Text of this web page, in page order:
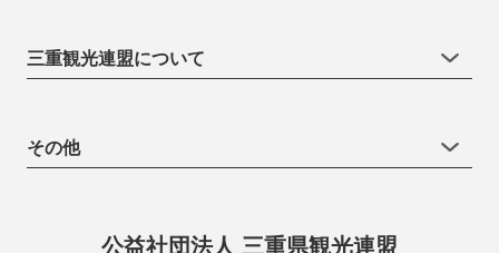
三重観光連盟について
その他
公益社団法人 三重県観光連盟